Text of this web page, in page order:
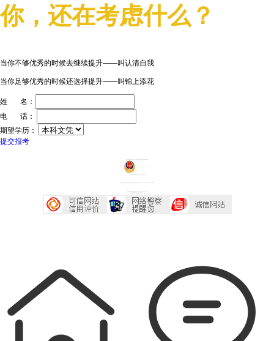
你，还在考虑什么？
当你不够优秀的时候去继续提升——叫认清自我
当你足够优秀的时候还选择提升——叫锦上添花
姓 名：
电 话：
期望学历：
提交报考